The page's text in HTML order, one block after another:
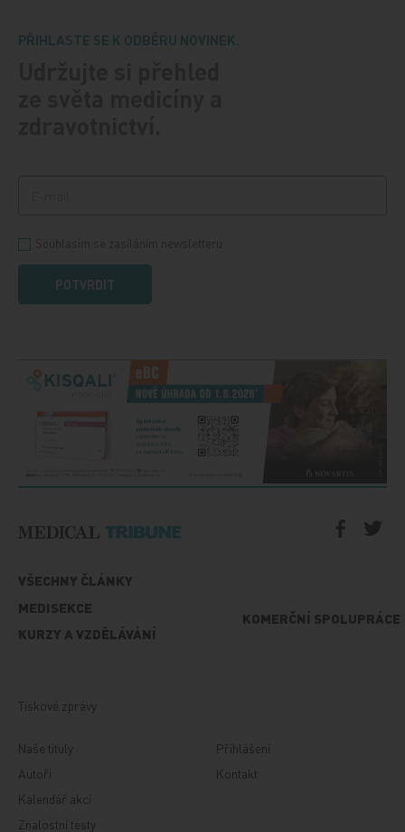
PŘIHLASTE SE K ODBĚRU NOVINEK.
POTVRDIT
VŠECHNY ČLÁNKY
MEDISEKCE
KURZY A VZDĚLÁVÁNÍ
KOMERČNÍ SPOLUPRÁCE
Tiskové zprávy
Naše tituly
Autoři
Kalendář akcí
Znalostní testy
Přihlášení
Kontakt